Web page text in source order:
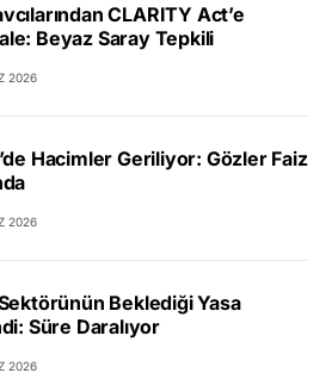
CLARITY Act’e
Beyaz Saray Tepkili
2026
Hacimler Geriliyor: Gözler Faiz
2026
Beklediği Yasa
Süre Daralıyor
2026